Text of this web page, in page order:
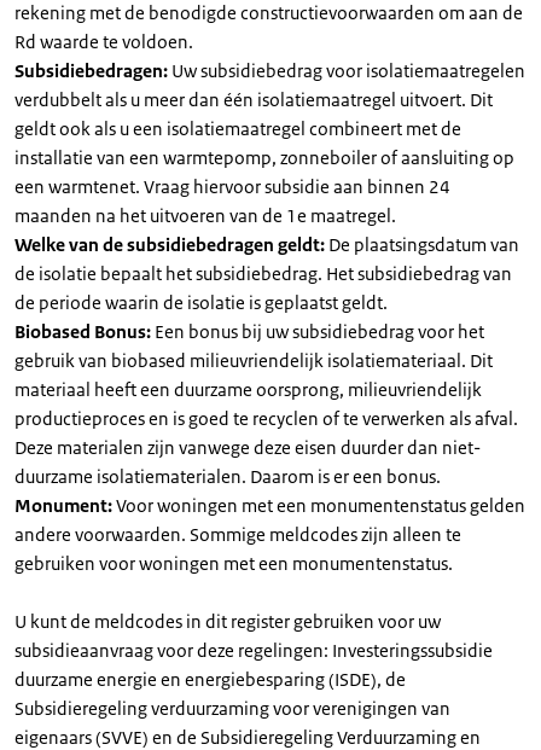
rekening met de benodigde constructievoorwaarden om aan de
Rd waarde te voldoen.
Subsidiebedragen: Uw subsidiebedrag voor isolatiemaatregelen
verdubbelt als u meer dan één isolatiemaatregel uitvoert. Dit
geldt ook als u een isolatiemaatregel combineert met de
installatie van een warmtepomp, zonneboiler of aansluiting op
een warmtenet. Vraag hiervoor subsidie aan binnen 24
maanden na het uitvoeren van de 1e maatregel.
Welke van de subsidiebedragen geldt: De plaatsingsdatum van
de isolatie bepaalt het subsidiebedrag. Het subsidiebedrag van
de periode waarin de isolatie is geplaatst geldt.
Biobased Bonus: Een bonus bij uw subsidiebedrag voor het
gebruik van biobased milieuvriendelijk isolatiemateriaal. Dit
materiaal heeft een duurzame oorsprong, milieuvriendelijk
productieproces en is goed te recyclen of te verwerken als afval.
Deze materialen zijn vanwege deze eisen duurder dan niet-
duurzame isolatiematerialen. Daarom is er een bonus.
Monument:Voor woningen met een monumentenstatus gelden
andere voorwaarden. Sommige meldcodes zijn alleen te
gebruiken voor woningen met een monumentenstatus.
U kunt de meldcodes in dit register gebruiken voor uw
subsidieaanvraag voor deze regelingen: Investeringssubsidie
duurzame energie en energiebesparing (ISDE), de
Subsidieregeling verduurzaming voor verenigingen van
eigenaars (SVVE) en de Subsidieregeling Verduurzaming en